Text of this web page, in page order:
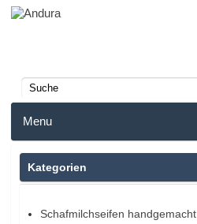
Menu
Home
Kategorien
Schafmilchseifen handgemacht